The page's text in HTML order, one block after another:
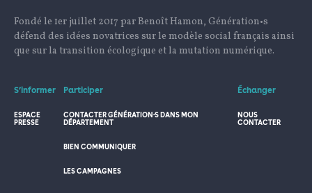
Fondé le 1er juillet 2017 par Benoît Hamon, Génération•s
défend des idées novatrices sur le modèle social français ainsi
que sur la transition écologique et la mutation numérique.
S’informer
ESPACE
PRESSE
Participer
CONTACTER GÉNÉRATION·S DANS MON
DÉPARTEMENT
BIEN COMMUNIQUER
LES CAMPAGNES
Échanger
NOUS
CONTACTER